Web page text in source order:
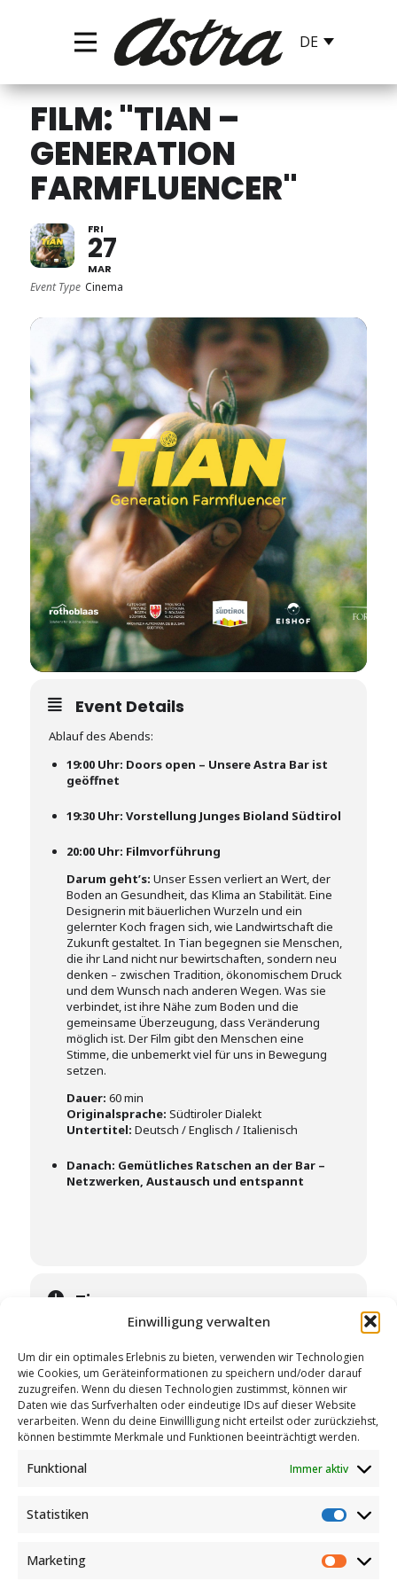
Einwilligung verwalten
Um dir ein optimales Erlebnis zu bieten, verwenden wir Technologien
wie Cookies, um Geräteinformationen zu speichern und/oder darauf
zuzugreifen. Wenn du diesen Technologien zustimmst, können wir
Daten wie das Surfverhalten oder eindeutige IDs auf dieser Website
verarbeiten. Wenn du deine Einwillligung nicht erteilst oder zurückziehst,
können bestimmte Merkmale und Funktionen beeinträchtigt werden.
Funktional Immer aktiv
Statistiken
Marketing
FILM: "TIAN –
GENERATION
FARMFLUENCER"
FRI
27
MAR
Event Type Cinema
Event Details
Ablauf des Abends:
19:00 Uhr: Doors open – Unsere Astra Bar ist
geöffnet
19:30 Uhr: Vorstellung Junges Bioland Südtirol
20:00 Uhr: Filmvorführung
Darum geht’s:Unser Essen verliert an Wert, der
Boden an Gesundheit, das Klima an Stabilität. Eine
Designerin mit bäuerlichen Wurzeln und ein
gelernter Koch fragen sich, wie Landwirtschaft die
Zukunft gestaltet. In Tian begegnen sie Menschen,
die ihr Land nicht nur bewirtschaften, sondern neu
denken – zwischen Tradition, ökonomischem Druck
und dem Wunsch nach anderen Wegen. Was sie
verbindet, ist ihre Nähe zum Boden und die
gemeinsame Überzeugung, dass Veränderung
möglich ist. Der Film gibt den Menschen eine
Stimme, die unbemerkt viel für uns in Bewegung
setzen.
Dauer: 60 min
Originalsprache: Südtiroler Dialekt
Untertitel: Deutsch / Englisch / Italienisch
Danach: Gemütliches Ratschen an der Bar –
Netzwerken, Austausch und entspannt
Time
27. March 202619:30-21:00